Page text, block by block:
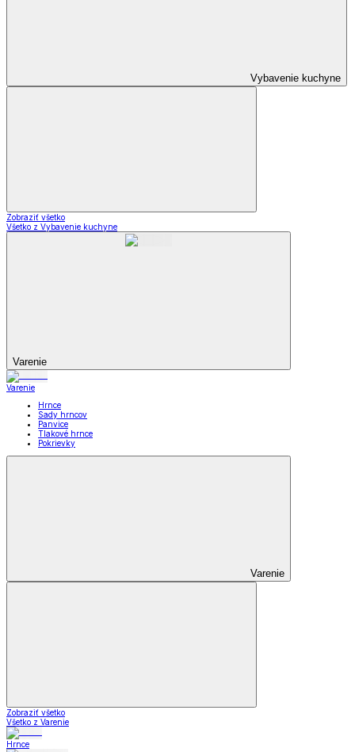
Vybavenie kuchyne
Zobraziť všetko
Všetko z Vybavenie kuchyne
Varenie
Varenie
Hrnce
Sady hrncov
Panvice
Tlakové hrnce
Pokrievky
Varenie
Zobraziť všetko
Všetko z Varenie
Hrnce